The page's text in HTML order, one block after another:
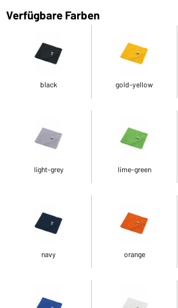
Verfügbare Farben
black gold-yellow
light-grey lime-green
navy orange